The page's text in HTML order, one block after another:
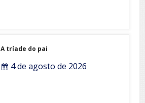
A tríade do pai
4 de agosto de 2026